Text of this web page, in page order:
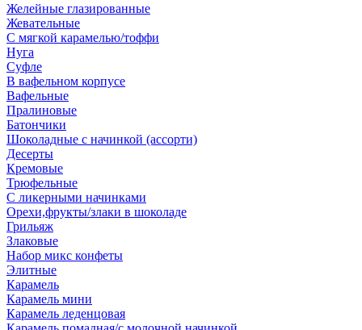
Желейные глазированные
Жевательные
С мягкой карамелью/тоффи
Нуга
Суфле
В вафельном корпусе
Вафельные
Пралиновые
Батончики
Шоколадные с начинкой (ассорти)
Десерты
Кремовые
Трюфельные
С ликерными начинками
Орехи,фрукты/злаки в шоколаде
Грильяж
Злаковые
Набор микс конфеты
Элитные
Карамель
Карамель мини
Карамель леденцовая